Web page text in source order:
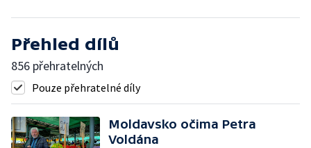
Přehled dílů
856 přehratelných
Pouze přehratelné díly
Moldavsko očima Petra
Voldána